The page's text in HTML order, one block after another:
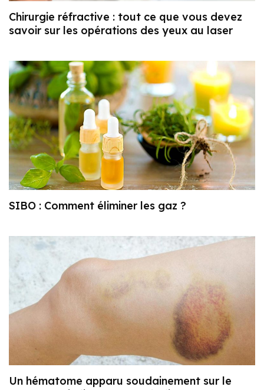
Chirurgie réfractive : tout ce que vous devez
savoir sur les opérations des yeux au laser
SIBO : Comment éliminer les gaz ?
Un hématome apparu soudainement sur le